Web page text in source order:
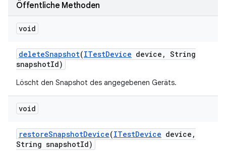
Öffentliche Methoden
void
deleteSnapshot(ITestDevice device , String
snapshotId)
Löscht den Snapshot des angegebenen Geräts.
void
restoreSnapshotDevice(ITestDevice device ,
String snapshotId)